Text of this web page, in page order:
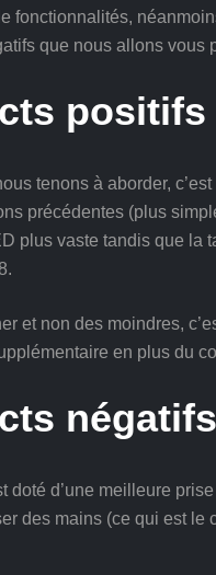
fonctionnalités,
que nous allons vous
positifs
tenons à aborder,
précédentes (plus
plus vaste tandis que la
et non des moindres,
en plus du
doté d’une meilleure
des mains (ce qui est le